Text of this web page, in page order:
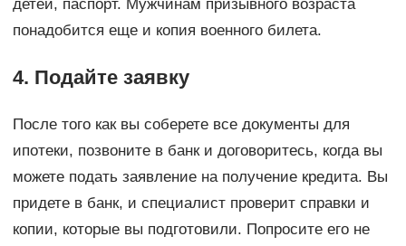
детей, паспорт. Мужчинам призывного возраста
понадобится еще и копия военного билета.
4. Подайте заявку
После того как вы соберете все документы для
ипотеки, позвоните в банк и договоритесь, когда вы
можете подать заявление на получение кредита. Вы
придете в банк, и специалист проверит справки и
копии, которые вы подготовили. Попросите его не